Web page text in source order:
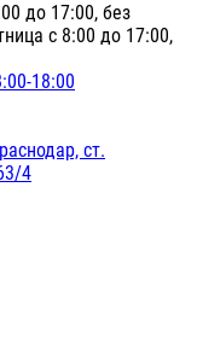
до 17:00, без
с 8:00 до 17:00,
18:00
ст.
4